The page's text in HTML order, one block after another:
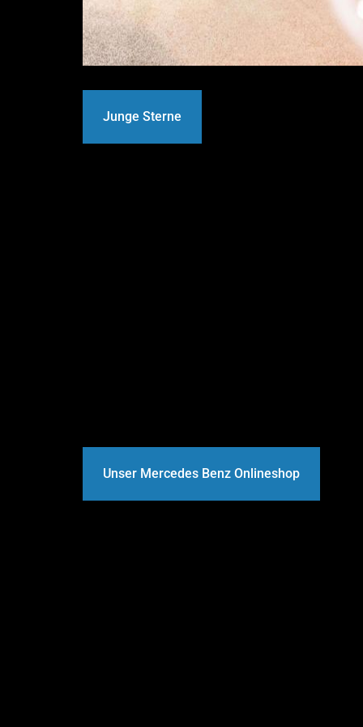
Junge Sterne
Unser Mercedes Benz Onlineshop